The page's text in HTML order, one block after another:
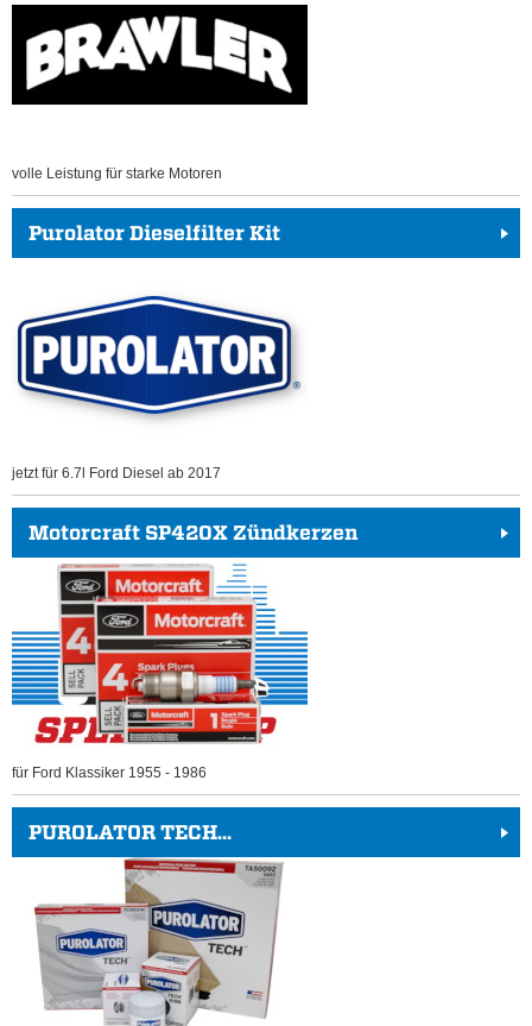
volle Leistung für starke Motoren
Purolator Dieselfilter Kit
jetzt für 6.7l Ford Diesel ab 2017
Motorcraft SP420X Zündkerzen
für Ford Klassiker 1955 - 1986
PUROLATOR TECH...